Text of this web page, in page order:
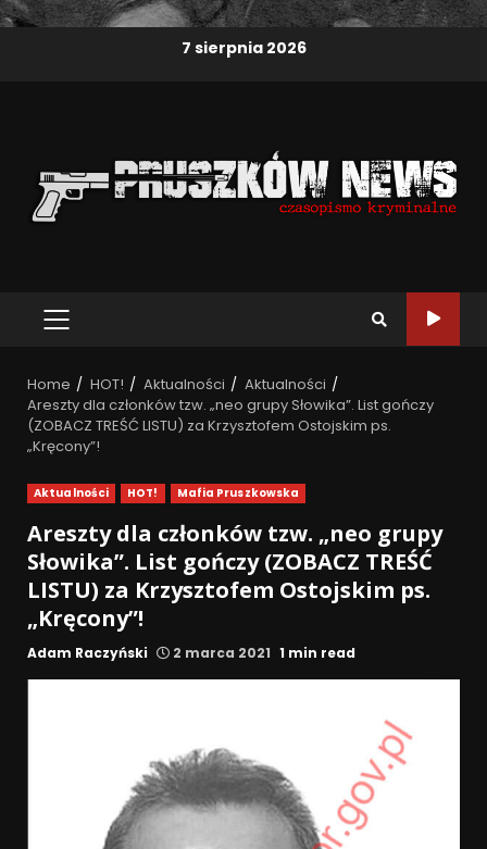
7 sierpnia 2026
Home HOT! Aktualności
Aktualności
Areszty dla członków tzw. „neo grupy Słowika”. List gończy
(ZOBACZ TREŚĆ LISTU) za Krzysztofem Ostojskim ps.
„Kręcony”!
Aktualności HOT! Mafia Pruszkowska
Areszty dla członków tzw. „neo grupy
Słowika”. List gończy (ZOBACZ TREŚĆ
LISTU) za Krzysztofem Ostojskim ps.
„Kręcony”!
Adam Raczyński 2 marca 2021 1 min read